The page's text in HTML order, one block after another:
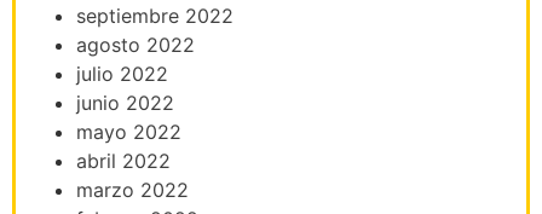
septiembre 2022
agosto 2022
julio 2022
junio 2022
mayo 2022
abril 2022
marzo 2022